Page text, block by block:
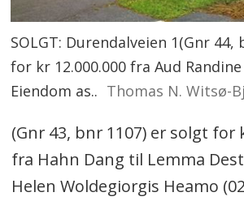
SOLGT: Durendalveien 1(Gnr
for kr 12.000.000 fra Aud
Eiendom as.. Thomas N. Witsø-
(Gnr 43, bnr 1107) er solgt for
fra Hahn Dang til Lemma
Helen Woldegiorgis Heamo